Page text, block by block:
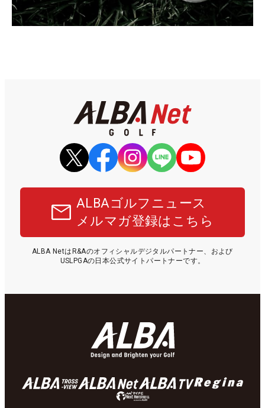
ALBAゴルフニュース
メルマガ登録はこちら
ALBA NetはR&Aのオフィシャルデジタルパートナー、および
USLPGAの日本公式サイトパートナーです。